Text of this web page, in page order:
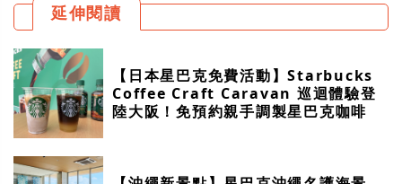
延伸閱讀
【日本星巴克免費活動】Starbucks
Coffee Craft Caravan 巡迴體驗登
陸大阪！免預約親手調製星巴克咖啡